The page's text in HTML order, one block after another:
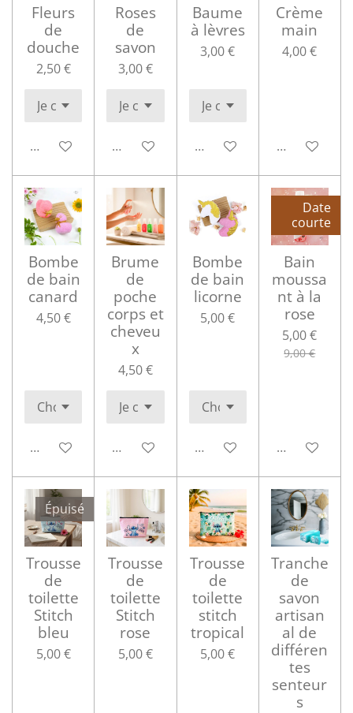
Fleurs
de
douche
2,50 €
Ajouter au panier
Roses
de
savon
3,00 €
Ajouter au panier
Baume
à lèvres
3,00 €
Ajouter au panier
Crème
main
4,00 €
Ajouter au
Bombe
de bain
canard
4,50 €
Ajouter au panier
Brume
de
poche
corps et
cheveu
x
4,50 €
Ajouter au panier
Bombe
de bain
licorne
5,00 €
Ajouter au panier
Date
courte
Bain
moussa
nt à la
rose
5,00 €
9,00 €
Ajouter au
Épuisé
Trousse
de
toilette
Stitch
bleu
5,00 €
Trousse
de
toilette
Stitch
rose
5,00 €
Trousse
de
toilette
stitch
tropical
5,00 €
Tranche
de
savon
artisan
al de
différen
tes
senteur
s